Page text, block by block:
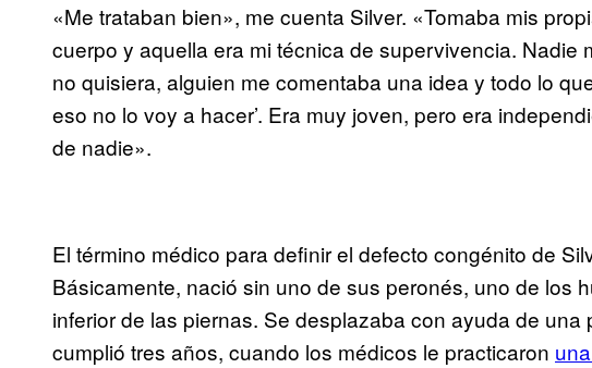
«Me trataban bien», me cuenta Silver. «Tomaba mis
cuerpo y aquella era mi técnica de supervivencia. Nadie
no quisiera, alguien me comentaba una idea y todo lo
eso no lo voy a hacer’. Era muy joven, pero era
de nadie».
El término médico para definir el defecto congénito de
Básicamente, nació sin uno de sus peronés, uno de los
inferior de las piernas. Se desplazaba con ayuda de
cumplió tres años, cuando los médicos le practicaron